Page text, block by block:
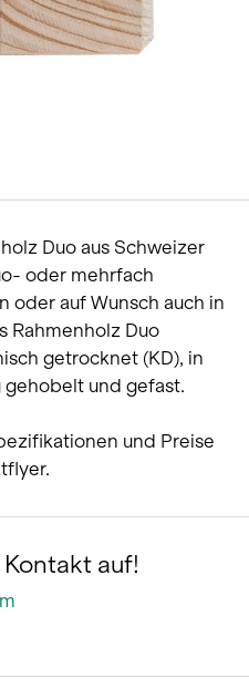
Duo aus Schweizer
oder mehrfach
oder auf Wunsch auch in
Rahmenholz Duo
getrocknet (KD), in
gehobelt und gefast.
und Preise
auf!